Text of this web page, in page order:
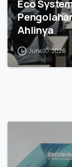
Eco
Ahlinya
June 10, 2026